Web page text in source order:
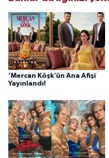
‘Mercan Köşk’ün Ana Afişi
Yayınlandı!